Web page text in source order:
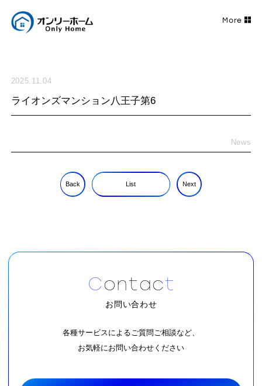
2025.11.04
ライオンズマンション八王子第6
News
Back List Next
Contact
お問い合わせ
各種サービスによるご質問ご相談など、
お気軽にお問い合わせください